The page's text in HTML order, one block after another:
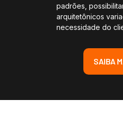
padrões,
arquitetônicos
necessidade do
SAIBA